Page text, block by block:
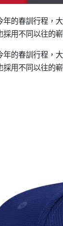
年的春訓行程，
用不同以往的
年的春訓行程，
用不同以往的